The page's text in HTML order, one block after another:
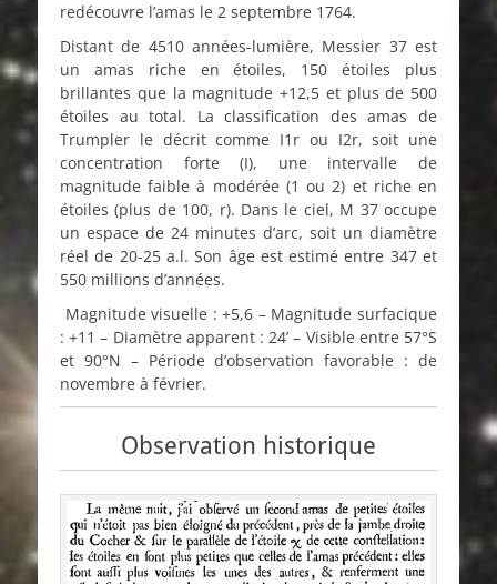
redécouvre l’amas le 2 septembre 1764.
Distant de 4510 années-lumière, Messier 37 est
un amas riche en étoiles, 150 étoiles plus
brillantes que la magnitude +12,5 et plus de 500
étoiles au total. La classification des amas de
Trumpler le décrit comme I1r ou I2r, soit une
concentration forte (I), une intervalle de
magnitude faible à modérée (1 ou 2) et riche en
étoiles (plus de 100, r). Dans le ciel, M 37 occupe
un espace de 24 minutes d’arc, soit un diamètre
réel de 20-25 a.l. Son âge est estimé entre 347 et
550 millions d’années.
Magnitude visuelle : +5,6 – Magnitude surfacique
: +11 – Diamètre apparent : 24’ – Visible entre 57°S
et 90°N – Période d’observation favorable : de
novembre à février.
Observation historique